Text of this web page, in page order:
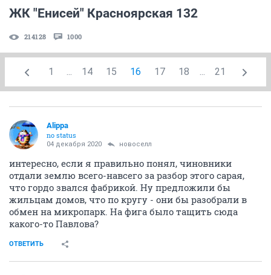
ЖК "Енисей" Красноярская 132
214128 1000
1 ... 14 15 16 17 18 ... 21
Alippa
no status
04 декабря 2020 новоселл
интересно, если я правильно понял, чиновники
отдали землю всего-навсего за разбор этого сарая,
что гордо звался фабрикой. Ну предложили бы
жильцам домов, что по кругу - они бы разобрали в
обмен на микропарк. На фига было тащить сюда
какого-то Павлова?
ОТВЕТИТЬ